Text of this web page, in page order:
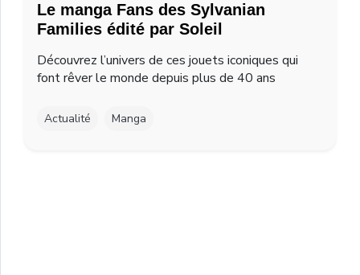
Le manga Fans des Sylvanian
Families édité par Soleil
Découvrez l’univers de ces jouets iconiques qui
font rêver le monde depuis plus de 40 ans
Actualité Manga